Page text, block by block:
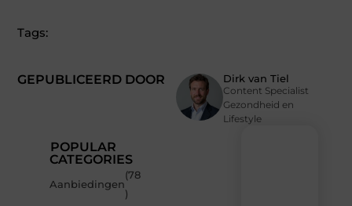
GEPUBLICEERD DOOR Dirk van Tiel
Content Specialist
Gezondheid en
Lifestyle
Tags:
POPULAR
CATEGORIES
Aanbiedingen
(78
)